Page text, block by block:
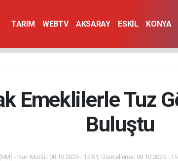
TARIM WEBTV AKSARAY ESKİL KONYA
Emeklilerle Tuz
Buluştu
(NM) - Nuri Mutlu | 08.10.2025 - 15:01, Güncelleme: 08.10.2025 -